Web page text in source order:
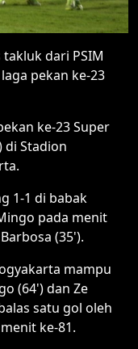
takluk dari PSIM
pekan ke-23
ke-23 Super
di Stadion
1-1 di babak
pada menit
(35').
mampu
(64') dan Ze
satu gol oleh
ke-81.